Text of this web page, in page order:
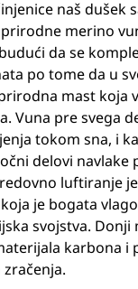
naš dušek
merino
da se
po tome da u
mast koja
Vuna pre svega
tokom sna, i
delovi
luftiranje
je bogata
svojstva.
karbona